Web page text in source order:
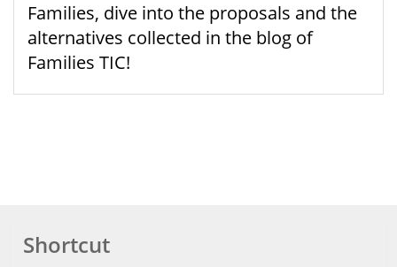
Families, dive into the proposals and the
alternatives collected in the blog of
Families TIC!
Shortcut